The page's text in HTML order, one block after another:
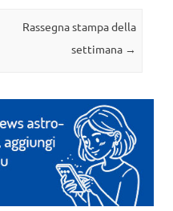
Rassegna stampa della
settimana →